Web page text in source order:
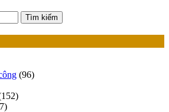
Tìm kiếm
(96)